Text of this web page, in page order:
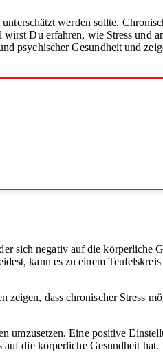
werden sollte.
Du erfahren, wie Stress und
psychischer Gesundheit und
sich negativ auf die körperliche
kann es zu einem
zeigen, dass chronischer Stress
umzusetzen. Eine positive
die körperliche Gesundheit hat.